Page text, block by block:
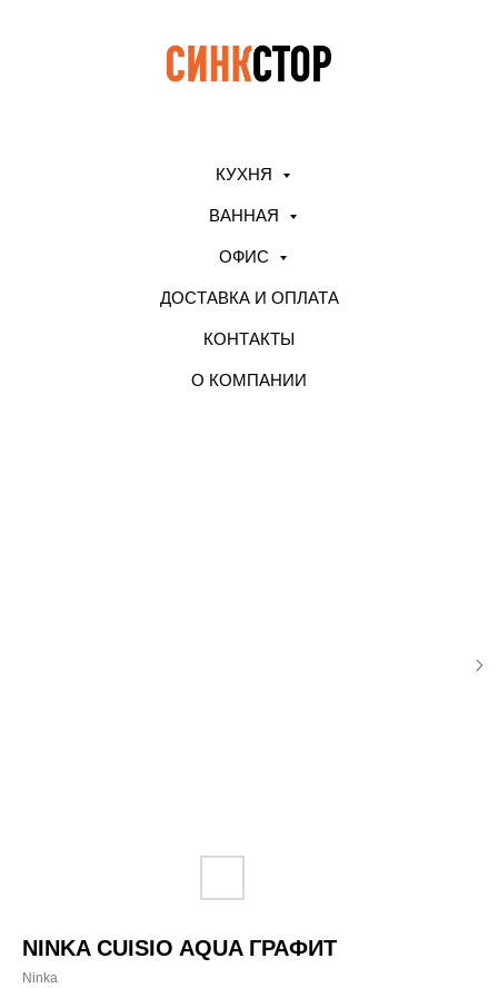
КУХНЯ
ВАННАЯ
ОФИС
ДОСТАВКА И ОПЛАТА
КОНТАКТЫ
О КОМПАНИИ
NINKA CUISIO AQUA ГРАФИТ
Ninka